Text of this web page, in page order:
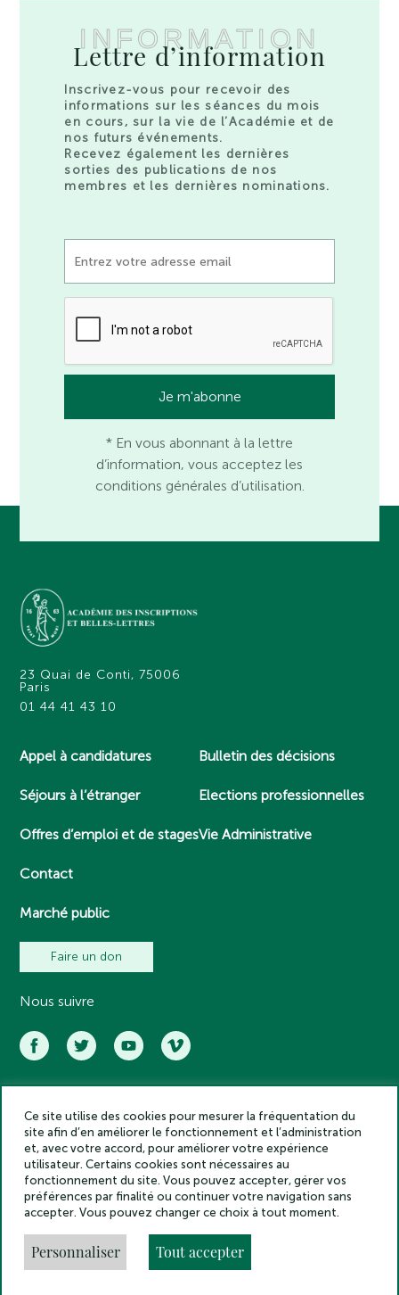
INFORMATION
Lettre d’information
Inscrivez-vous pour recevoir des
informations sur les séances du mois
en cours, sur la vie de l’Académie et de
nos futurs événements.
Recevez également les dernières
sorties des publications de nos
membres et les dernières nominations.
* En vous abonnant à la lettre
d’information, vous acceptez les
conditions générales d’utilisation.
23 Quai de Conti, 75006
Paris
01 44 41 43 10
Appel à candidatures
Séjours à l’étranger
Offres d’emploi et de stages
Contact
Marché public
Bulletin des décisions
Elections professionnelles
Vie Administrative
Faire un don
Nous suivre
Académie des inscriptions et belles lettres – Tous droits réservés
2025
Politique de confidentialité
Mentions légales
Crédits
Gestion des cookies
Made by
Ce site utilise des cookies pour mesurer la fréquentation du
site afin d’en améliorer le fonctionnement et l’administration
et, avec votre accord, pour améliorer votre expérience
utilisateur. Certains cookies sont nécessaires au
fonctionnement du site. Vous pouvez accepter, gérer vos
préférences par finalité ou continuer votre navigation sans
accepter. Vous pouvez changer ce choix à tout moment.
Personnaliser Tout accepter